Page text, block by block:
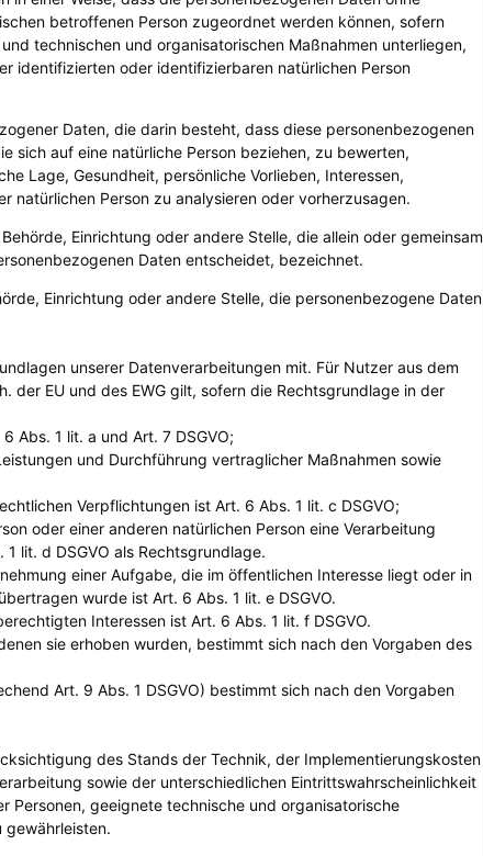
betroffenen Person zugeordnet werden können, sofern
technischen und organisatorischen Maßnahmen unterliegen,
identifizierten oder identifizierbaren natürlichen Person
Daten, die darin besteht, dass diese personenbezogenen
sich auf eine natürliche Person beziehen, zu bewerten,
Lage, Gesundheit, persönliche Vorlieben, Interessen,
natürlichen Person zu analysieren oder vorherzusagen.
Einrichtung oder andere Stelle, die allein oder gemeinsam
Daten entscheidet, bezeichnet.
Einrichtung oder andere Stelle, die personenbezogene Daten
unserer Datenverarbeitungen mit. Für Nutzer aus dem
der EU und des EWG gilt, sofern die Rechtsgrundlage in der
Abs. 1 lit. a und Art. 7 DSGVO;
und Durchführung vertraglicher Maßnahmen sowie
Verpflichtungen ist Art. 6 Abs. 1 lit. c DSGVO;
oder einer anderen natürlichen Person eine Verarbeitung
lit. d DSGVO als Rechtsgrundlage.
einer Aufgabe, die im öffentlichen Interesse liegt oder in
wurde ist Art. 6 Abs. 1 lit. e DSGVO.
Interessen ist Art. 6 Abs. 1 lit. f DSGVO.
sie erhoben wurden, bestimmt sich nach den Vorgaben des
Art. 9 Abs. 1 DSGVO) bestimmt sich nach den Vorgaben
des Stands der Technik, der Implementierungskosten
sowie der unterschiedlichen Eintrittswahrscheinlichkeit
Personen, geeignete technische und organisatorische
gewährleisten.